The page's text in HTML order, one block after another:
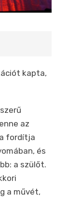
kapta,
az
fordítja
és
a szülőt.
a művét,